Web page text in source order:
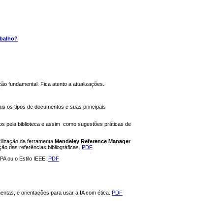
fundamental. Fica atento a atualizações.
os tipos de documentos e suas principais
pela biblioteca e assim como sugestões práticas de
da ferramenta Mendeley Reference Manager
das referências bibliográficas. PDF
ou o Estilo IEEE. PDF
e orientações para usar a IA com ética. PDF